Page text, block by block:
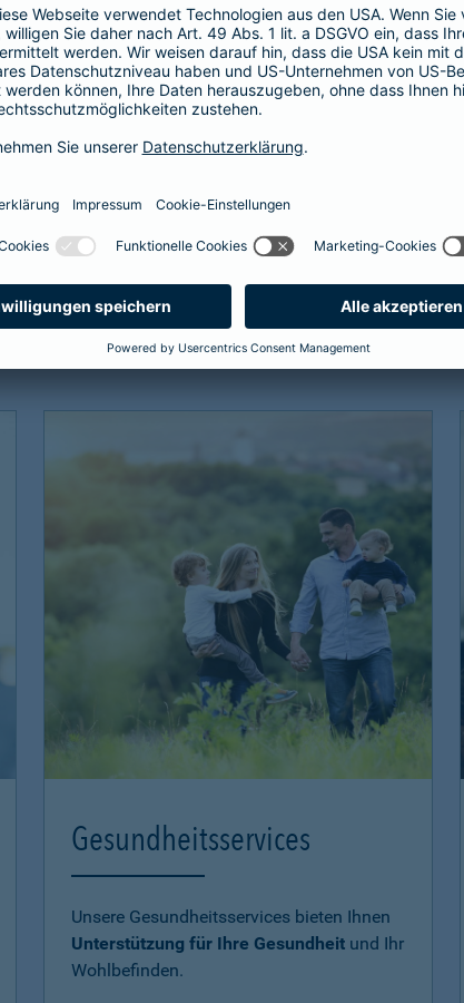
Gesundheitsservices
Unsere Gesundheitsservices bieten Ihnen
Unterstützung für Ihre Gesundheitund Ihr
Wohlbefinden.